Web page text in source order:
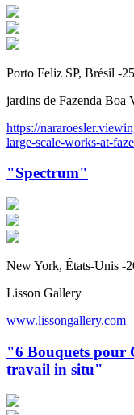
Porto Feliz SP, Brésil -
jardins de Fazenda Boa
https://
large-scale-works-at-
"Spectrum"
New York, États-Unis -
Lisson Gallery
www.lissongallery.com
"6 Bouquets pour
travail in situ"